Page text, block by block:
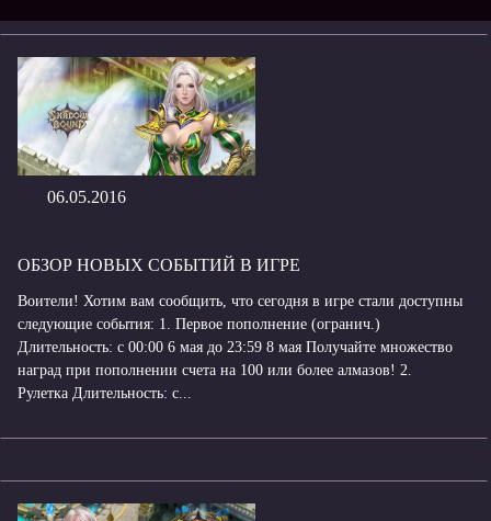
06.05.2016
ОБЗОР НОВЫХ СОБЫТИЙ В ИГРЕ
Воители! Хотим вам сообщить, что сегодня в игре стали доступны
следующие события: 1. Первое пополнение (огранич.)
Длительность: с 00:00 6 мая до 23:59 8 мая Получайте множество
наград при пополнении счета на 100 или более алмазов! 2.
Рулетка Длительность: с...